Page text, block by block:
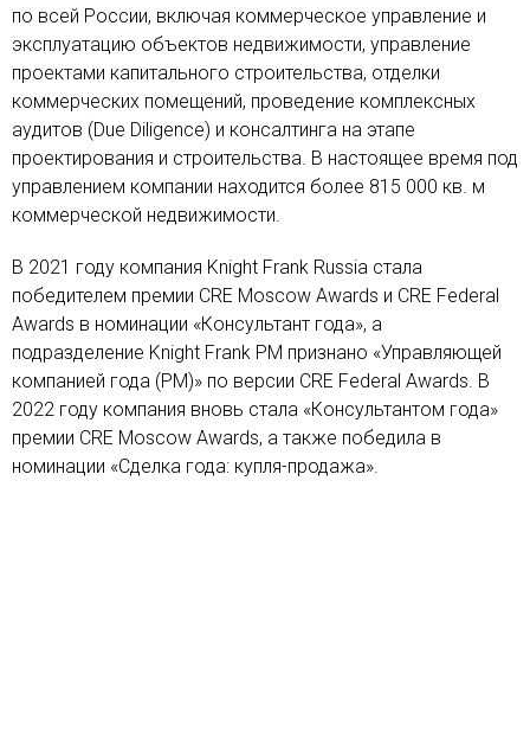
по всей России, включая коммерческое управление и
эксплуатацию объектов недвижимости, управление
проектами капитального строительства, отделки
коммерческих помещений, проведение комплексных
аудитов (Due Diligence) и консалтинга на этапе
проектирования и строительства. В настоящее время под
управлением компании находится более 815 000 кв. м
коммерческой недвижимости.
В 2021 году компания Knight Frank Russia стала
победителем премии CRE Moscow Awards и CRE Federal
Awards в номинации «Консультант года», а
подразделение Knight Frank PM признано «Управляющей
компанией года (PM)» по версии CRE Federal Awards. В
2022 году компания вновь стала «Консультантом года»
премии CRE Moscow Awards, а также победила в
номинации «Сделка года: купля-продажа».